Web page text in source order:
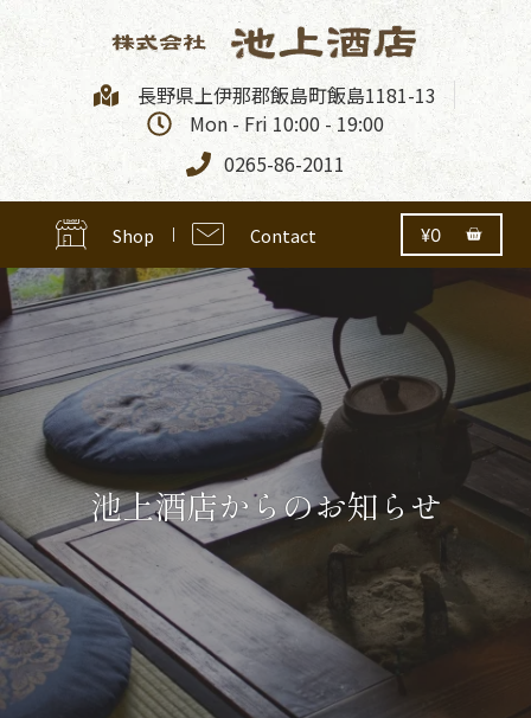
長野県上伊那郡飯島町飯島1181-13
Mon - Fri 10:00 - 19:00
0265-86-2011
Shop Contact ¥0
池上酒店からのお知らせ